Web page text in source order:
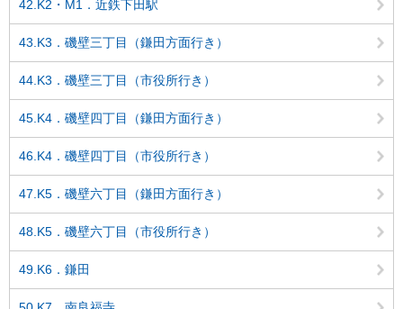
42.K2・M1．近鉄下田駅
43.K3．磯壁三丁目（鎌田方面行き）
44.K3．磯壁三丁目（市役所行き）
45.K4．磯壁四丁目（鎌田方面行き）
46.K4．磯壁四丁目（市役所行き）
47.K5．磯壁六丁目（鎌田方面行き）
48.K5．磯壁六丁目（市役所行き）
49.K6．鎌田